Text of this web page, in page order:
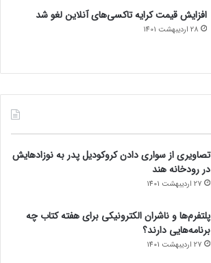
افزایش قیمت کرایه تاکسی‌های آنلاین لغو شد
28 اردیبهشت 1401
تصاویری از سواری دادن کروکودیل پدر به نوزادهایش
در رودخانه هند
27 اردیبهشت 1401
پلتفرم‌ها و ناشران الکترونیکی برای هفته کتاب چه
برنامه‌هایی دارند؟
27 اردیبهشت 1401